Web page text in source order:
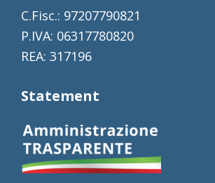
C.Fisc.: 97207790821
P.IVA: 06317780820
REA: 317196
Statement